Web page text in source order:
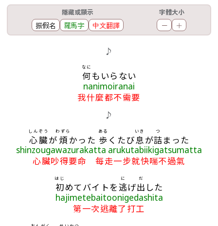
隱藏或顯示
振假名 羅馬字 中文翻譯
字體大小
－ ＋
♪
何
なに
もいらない
nanimoiranai
我什麼都不需要
♪
心臓
しんぞう
が 煩
わずら
かった 歩
ある
くたび息
いき
が詰
つ
まった
shinzougawazurakatta arukutabiikigatsumatta
心臟吵得要命 每走一步就快喘不過氣
初
はじ
めてバイトを逃
に
げ出
だ
した
hajimetebaitoonigedashita
第一次逃離了打工